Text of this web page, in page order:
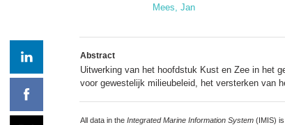
Mees, Jan
Abstract
Uitwerking van het hoofdstuk Kust en Zee in het
voor gewestelijk milieubeleid, het versterken van
All data in the Integrated Marine Information System (IMIS)